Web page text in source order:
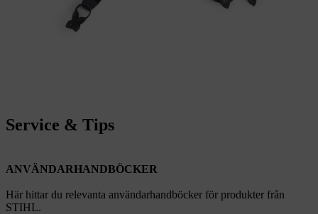
Service & Tips
ANVÄNDARHANDBÖCKER
Här hittar du relevanta användarhandböcker för produkter från
STIHL.